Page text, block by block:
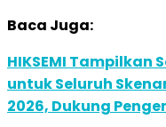
Baca Juga:
HIKSEMI Tampilkan
untuk Seluruh
2026, Dukung